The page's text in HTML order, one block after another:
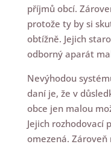
příjmů obcí.
protože ty by si
obtížně. Jejich
odborný aparát
Nevýhodou
daní je, že v
obce jen malou
Jejich rozhodovací
omezená.